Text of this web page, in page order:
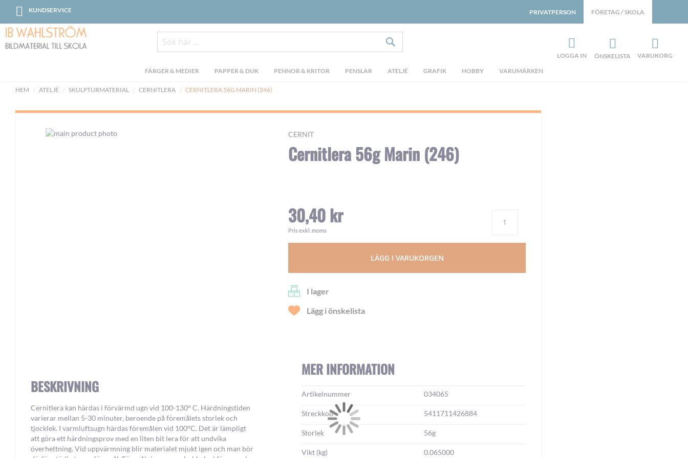
KUNDSERVICESkip
Content
Sök
FÄRGER & MEDIER PAPPER & DUK PENNOR & KRITOR PENSLAR ATELJÉ GRAFIK HOBBY VARUMÄRKEN
FÖRETAG / SKOLA
PRIVATPERSON
LOGGA IN ÖNSKELISTA VARUKORG
HEM ATELJÉ SKULPTURMATERIAL CERNITLERA CERNITLERA 56G MARIN (246)
CERNIT
Cernitlera 56g Marin (246)
30,40 kr
Pris exkl. moms
LÄGG I VARUKORGEN
I lager
Lägg i önskelista
BESKRIVNING
Cernitlera kan härdas i förvärmd ugn vid 100-130° C. Härdningstiden
varierar mellan 5-30 minuter, beroende på föremålets storlek och
tjocklek. I varmluftsugn härdas föremålen vid 100°C. Det är lämpligt
att göra ett härdningsprov med en liten bit lera för att undvika
överhettning. Vid uppvärmning blir materialet mjukt igen och man bör
MER INFORMATION
Mer
information:
Artikelnummer 034065
Streckkod 5411711426884
Storlek 56g
Vikt (kg) 0.065000